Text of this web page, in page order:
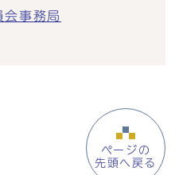
会事務局
ページの
先頭へ戻る